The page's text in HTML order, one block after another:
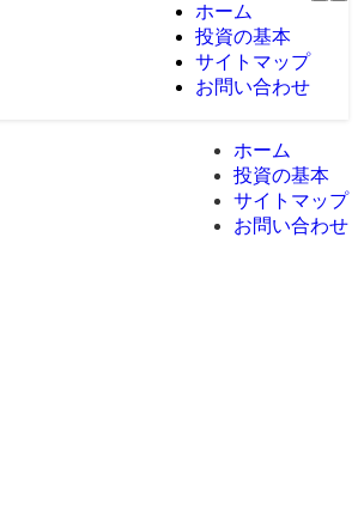
ホーム
投資の基本
サイトマップ
お問い合わせ
ホーム
投資の基本
サイトマップ
お問い合わせ